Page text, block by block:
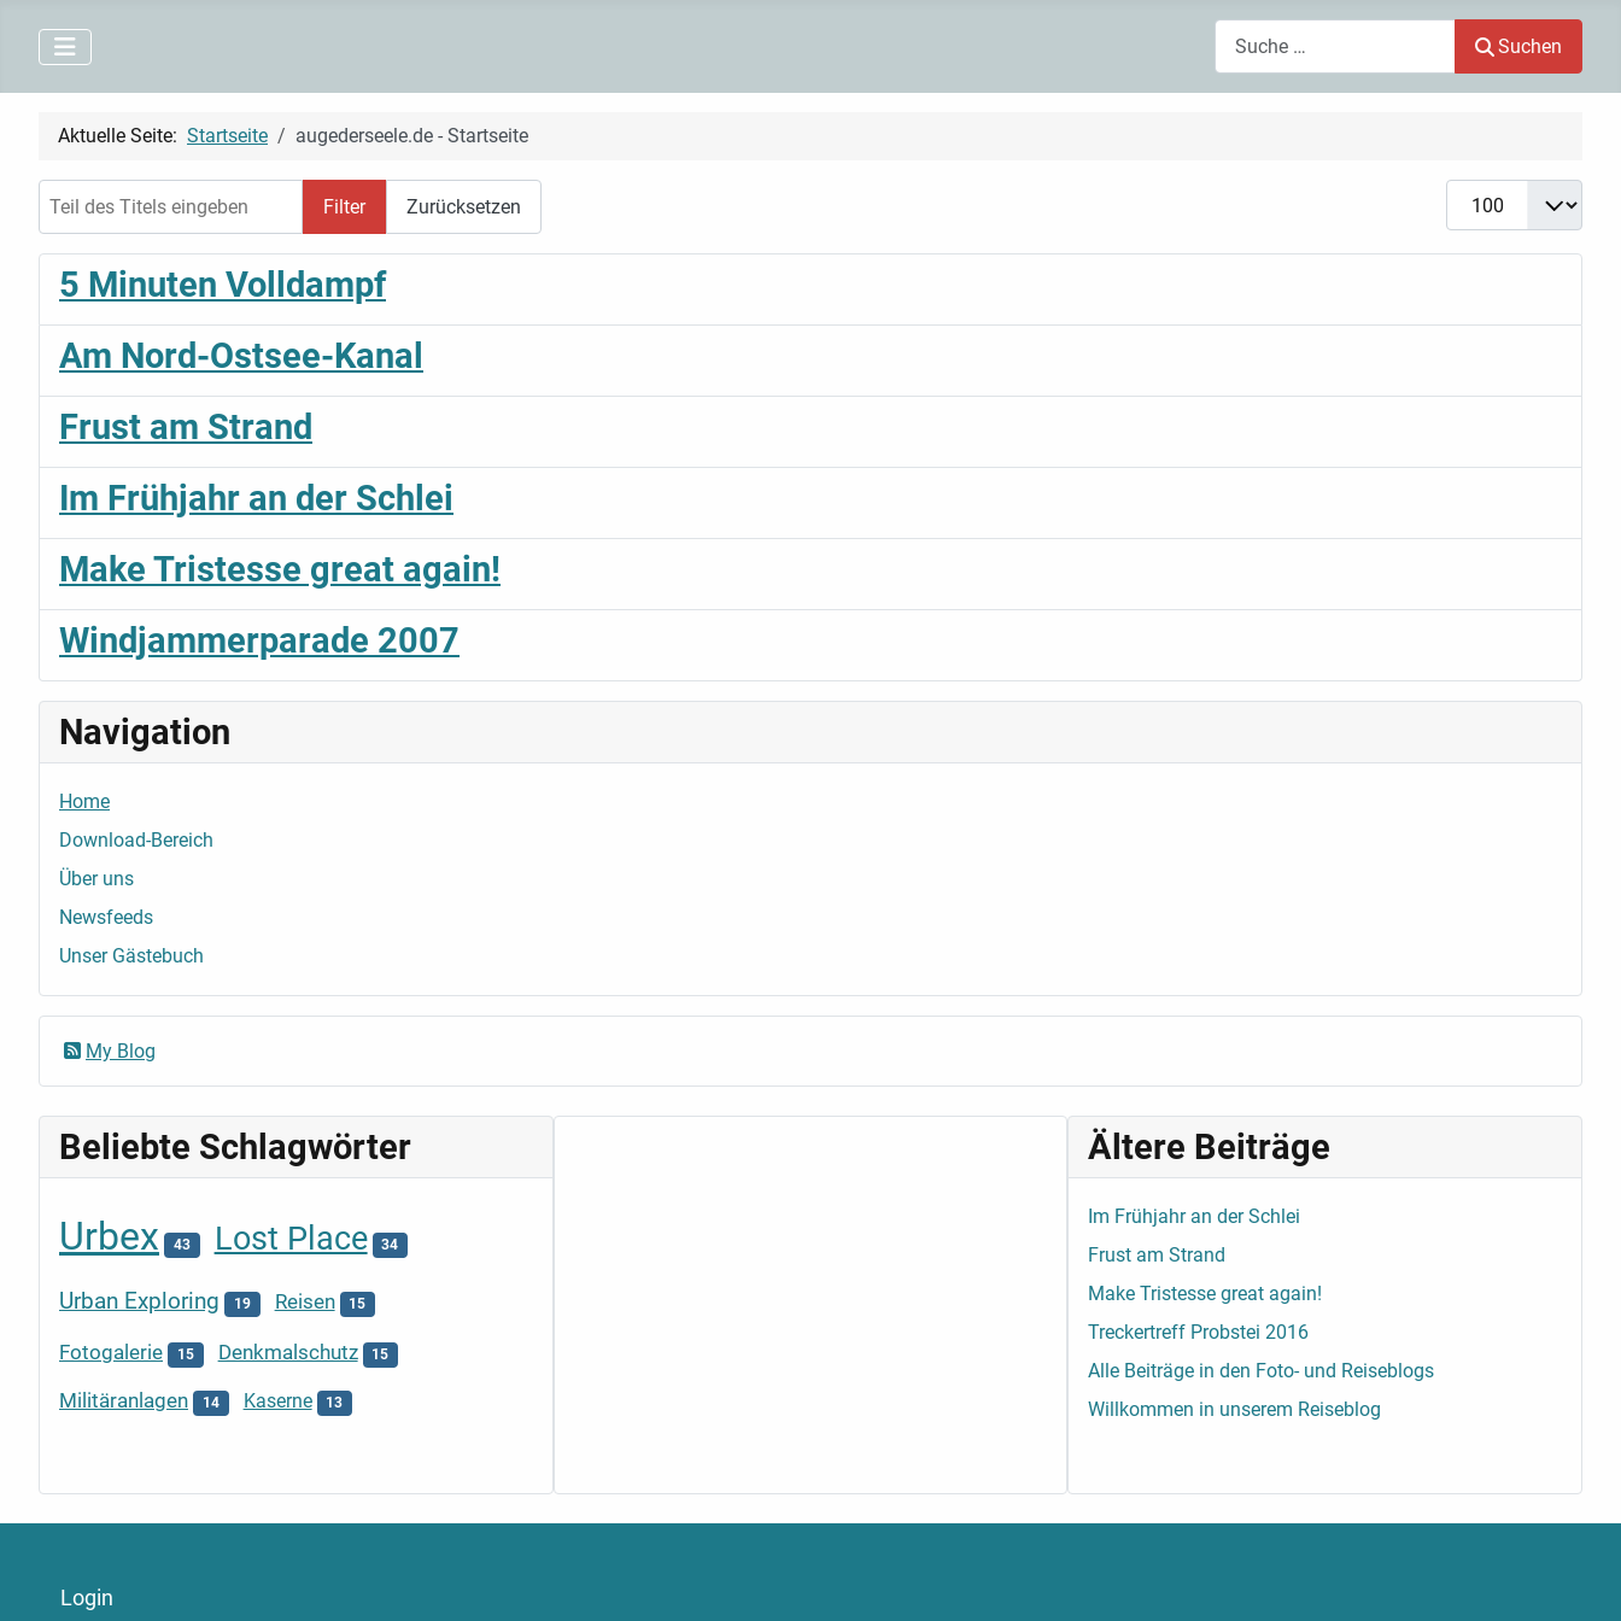
Suchen
Navigation
Home
Download-Bereich
Über uns
Newsfeeds
Unser Gästebuch
My Blog
Aktuelle Seite: Startseite augederseele.de - Startseite
Filter Zurücksetzen
Anzeige #
5 Minuten Volldampf
Am Nord-Ostsee-Kanal
Frust am Strand
Im Frühjahr an der Schlei
Make Tristesse great again!
Windjammerparade 2007
Beliebte Schlagwörter
Urbex 43 Lost Place 34
Urban Exploring 19 Reisen 15
Fotogalerie 15 Denkmalschutz 15
Militäranlagen 14 Kaserne 13
Ältere Beiträge
Im Frühjahr an der Schlei
Frust am Strand
Make Tristesse great again!
Treckertreff Probstei 2016
Alle Beiträge in den Foto- und Reiseblogs
Willkommen in unserem Reiseblog
Login